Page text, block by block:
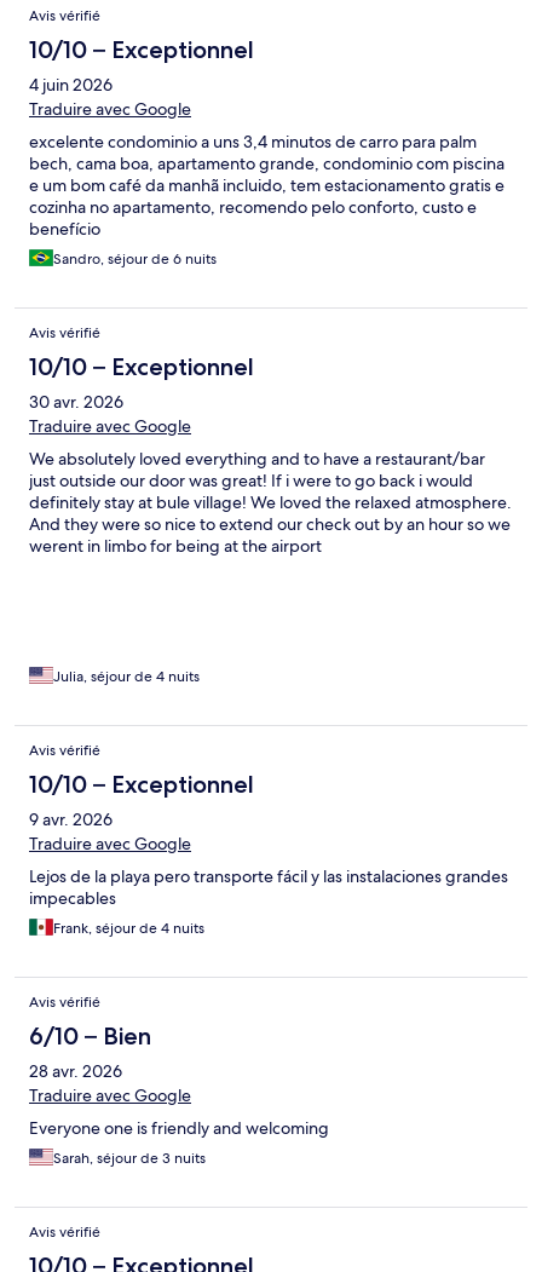
Avis vérifié
10/10 – Exceptionnel
4 juin 2026
Traduire avec Google
excelente condominio a uns 3,4 minutos de carro para palm
bech, cama boa, apartamento grande, condominio com piscina
e um bom café da manhã incluido, tem estacionamento gratis e
cozinha no apartamento, recomendo pelo conforto, custo e
benefício
Sandro, séjour de 6 nuits
Avis vérifié
10/10 – Exceptionnel
30 avr. 2026
Traduire avec Google
We absolutely loved everything and to have a restaurant/bar
just outside our door was great! If i were to go back i would
definitely stay at bule village! We loved the relaxed atmosphere.
And they were so nice to extend our check out by an hour so we
werent in limbo for being at the airport
Julia, séjour de 4 nuits
Avis vérifié
10/10 – Exceptionnel
9 avr. 2026
Traduire avec Google
Lejos de la playa pero transporte fácil y las instalaciones grandes
impecables
Frank, séjour de 4 nuits
Avis vérifié
6/10 – Bien
28 avr. 2026
Traduire avec Google
Everyone one is friendly and welcoming
Sarah, séjour de 3 nuits
Avis vérifié